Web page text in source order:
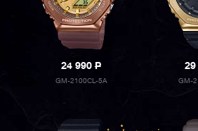
24 990P
GM-2100CL-5A GM-